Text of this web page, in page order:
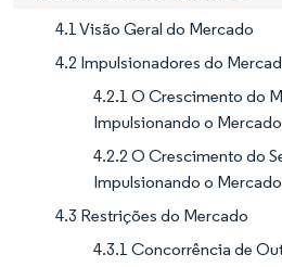
4.1 Visão Geral do Mercado
4.2 Impulsionadores do
4.2.1 O Crescimento do
Impulsionando o Mercado
4.2.2 O Crescimento do
Impulsionando o Mercado
4.3 Restrições do Mercado
4.3.1 Concorrência de